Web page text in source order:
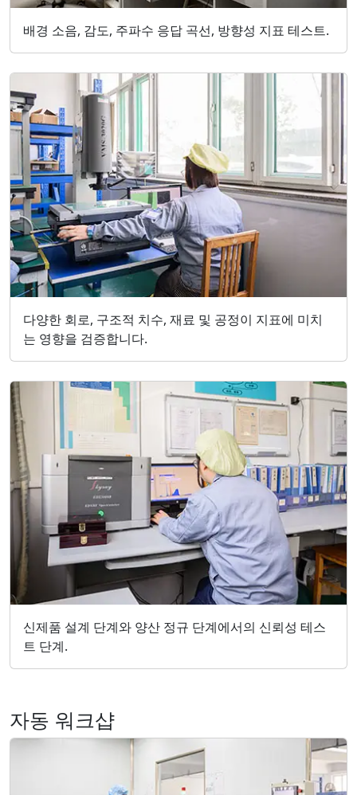
배경 소음, 감도, 주파수 응답 곡선, 방향성 지표 테스트.
다양한 회로, 구조적 치수, 재료 및 공정이 지표에 미치
는 영향을 검증합니다.
신제품 설계 단계와 양산 정규 단계에서의 신뢰성 테스
트 단계.
자동 워크샵